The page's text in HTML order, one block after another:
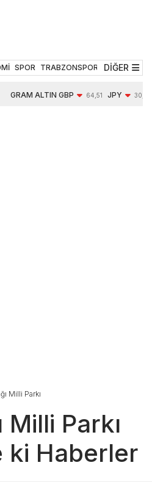
SPOR TRABZONSPOR TEKNOLOJİ
DİĞER
GRAM ALTIN GBP 64,51 JPY 30,20
Milli Parkı
Milli Parkı
ki Haberler